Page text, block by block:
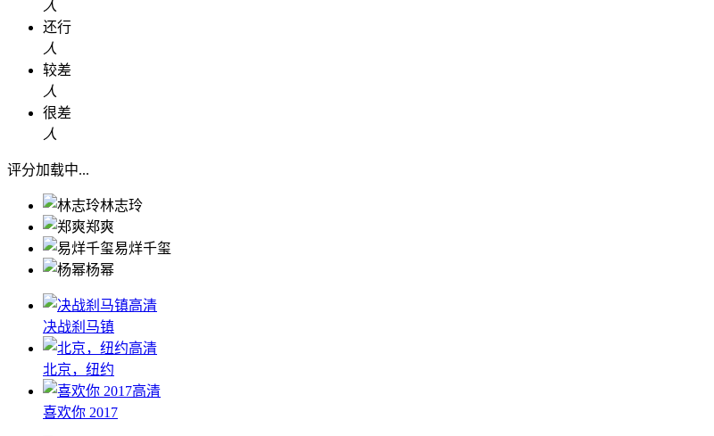
人
还行
人
较差
人
很差
人
评分加载中...
林志玲
郑爽
易烊千玺
杨幂
高清
决战刹马镇
高清
北京，纽约
高清
喜欢你 2017